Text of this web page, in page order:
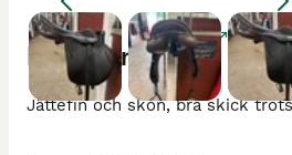
Beskrivning
Jättefin och skön, bra skick